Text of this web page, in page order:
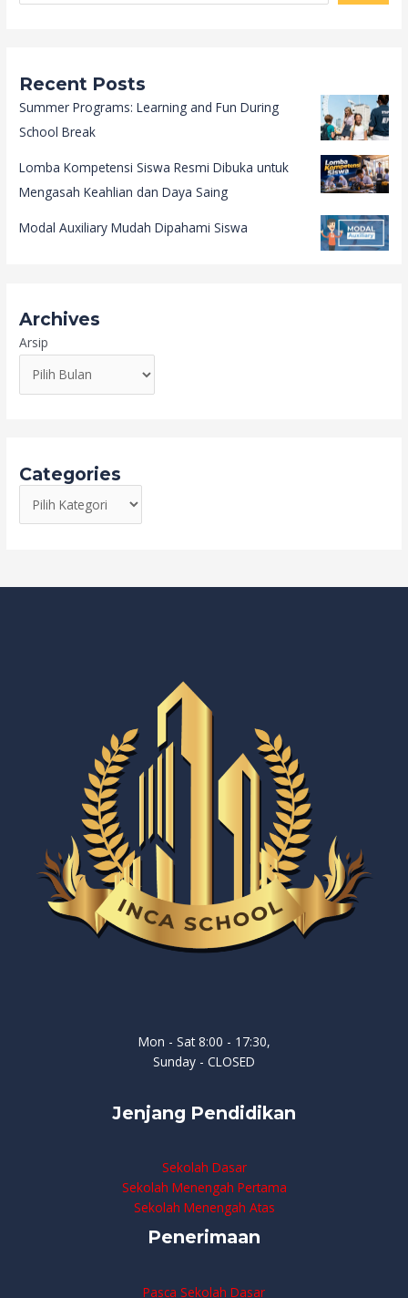
Recent Posts
Summer Programs: Learning and Fun During
School Break
Lomba Kompetensi Siswa Resmi Dibuka untuk
Mengasah Keahlian dan Daya Saing
Modal Auxiliary Mudah Dipahami Siswa
Archives
Arsip
Categories
Mon - Sat 8:00 - 17:30,
Sunday - CLOSED
Jenjang Pendidikan
Sekolah Dasar
Sekolah Menengah Pertama
Sekolah Menengah Atas
Penerimaan
Pasca Sekolah Dasar